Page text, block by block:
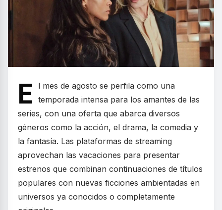
E
l mes de agosto se perfila como una
temporada intensa para los amantes de las
series, con una oferta que abarca diversos
géneros como la acción, el drama, la comedia y
la fantasía. Las plataformas de streaming
aprovechan las vacaciones para presentar
estrenos que combinan continuaciones de títulos
populares con nuevas ficciones ambientadas en
universos ya conocidos o completamente